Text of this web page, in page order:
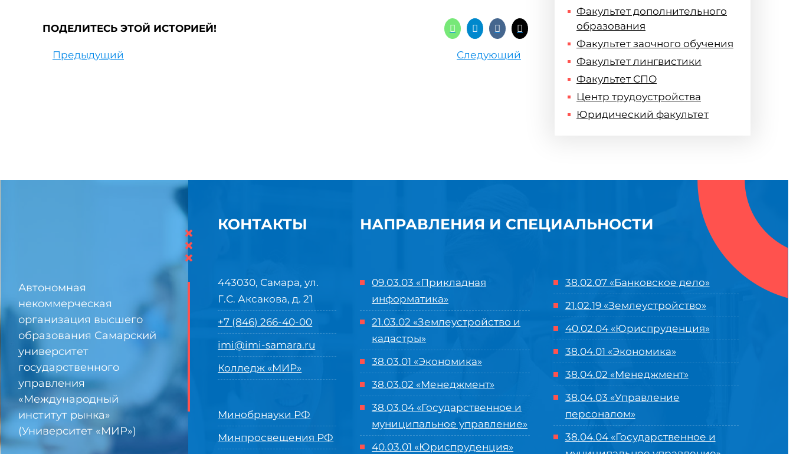
ПОДЕЛИТЕСЬ ЭТОЙ ИСТОРИЕЙ!
Предыдущий Следующий
Факультет дополнительного
образования
Факультет заочного обучения
Факультет лингвистики
Факультет СПО
Центр трудоустройства
Юридический факультет
Автономная
некоммерческая
организация высшего
образования Самарский
университет
государственного
управления
«Международный
институт рынка»
(Университет «МИР»)
×
×
×
КОНТАКТЫ
443030, Самара, ул.
Г.С. Аксакова, д. 21
+7 (846) 266-40-00
imi@imi-samara.ru
Колледж «МИР»
Минобрнауки РФ
Минпросвещения РФ
НАПРАВЛЕНИЯ И СПЕЦИАЛЬНОСТИ
09.03.03 «Прикладная
информатика»
21.03.02 «Землеустройство и
кадастры»
38.03.01 «Экономика»
38.03.02 «Менеджмент»
38.03.04 «Государственное и
муниципальное управление»
40.03.01 «Юриспруденция»
38.02.07 «Банковское дело»
21.02.19 «Землеустройство»
40.02.04 «Юриспруденция»
38.04.01 «Экономика»
38.04.02 «Менеджмент»
38.04.03 «Управление
персоналом»
38.04.04 «Государственное и